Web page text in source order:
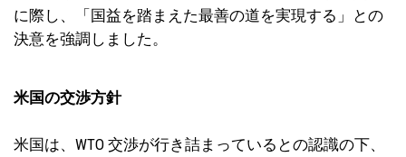
に際し、「国益を踏まえた最善の道を実現する」との
決意を強調しました。
米国の交渉方針
米国は、WTO 交渉が行き詰まっているとの認識の下、